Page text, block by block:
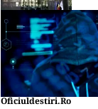
Oficiuldestiri.ro